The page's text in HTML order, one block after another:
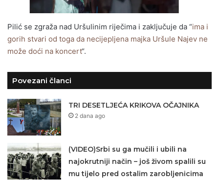
Pilić se zgraža nad Uršulinim riječima i zaključuje da “ima i
gorih stvari od toga da necijepljena majka Uršule Najev ne
može doći na koncert“.
Povezani članci
TRI DESETLJEĆA KRIKOVA OČAJNIKA
2 dana ago
(VIDEO)Srbi su ga mučili i ubili na
najokrutniji način – još živom spalili su
mu tijelo pred ostalim zarobljenicima